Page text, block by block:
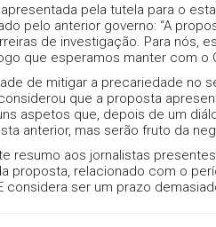
pela tutela para o
pelo anterior governo: “A
de investigação. Para nós,
que esperamos manter com o
de mitigar a precariedade no
que a proposta
aspetos que, depois de um
anterior, mas serão fruto da
resumo aos jornalistas
proposta, relacionado com o
ser um prazo